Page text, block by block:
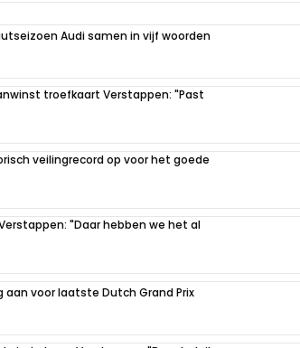
Audi samen in vijf woorden
troefkaart Verstappen: "Past
veilingrecord op voor het goede
"Daar hebben we het al
aan voor laatste Dutch Grand Prix